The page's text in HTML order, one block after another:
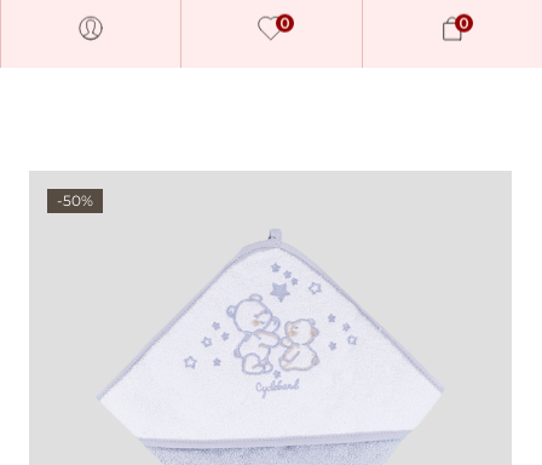
world visit Envato to buy and
sell creative assets, use smart
0 0
-50%